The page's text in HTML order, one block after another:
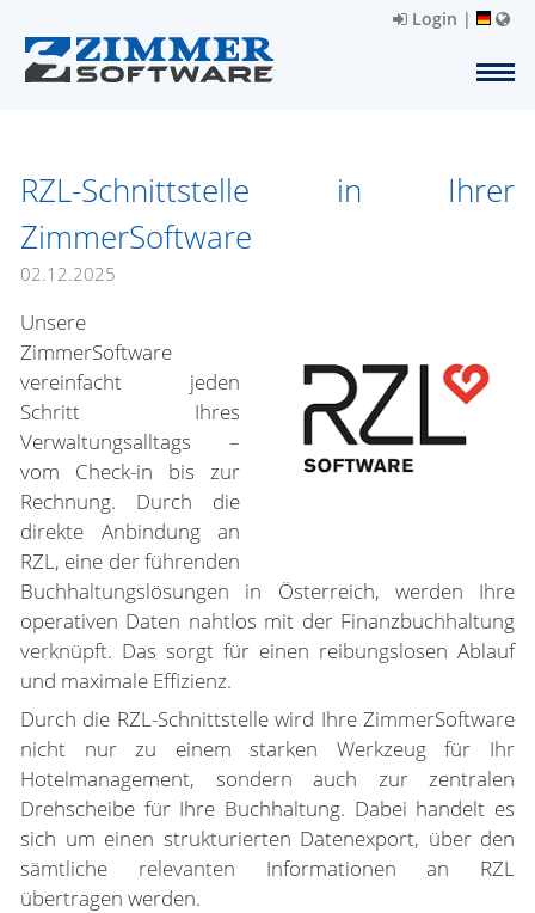
Login |
RZL-Schnittstelle in Ihrer
ZimmerSoftware
02.12.2025
Unsere
ZimmerSoftware
vereinfacht jeden
Schritt Ihres
Verwaltungsalltags –
vom Check-in bis zur
Rechnung. Durch die
direkte Anbindung an
RZL, eine der führenden
Buchhaltungslösungen in Österreich, werden Ihre
operativen Daten nahtlos mit der Finanzbuchhaltung
verknüpft. Das sorgt für einen reibungslosen Ablauf
und maximale Effizienz.
Durch die RZL-Schnittstelle wird Ihre ZimmerSoftware
nicht nur zu einem starken Werkzeug für Ihr
Hotelmanagement, sondern auch zur zentralen
Drehscheibe für Ihre Buchhaltung. Dabei handelt es
sich um einen strukturierten Datenexport, über den
sämtliche relevanten Informationen an RZL
übertragen werden.